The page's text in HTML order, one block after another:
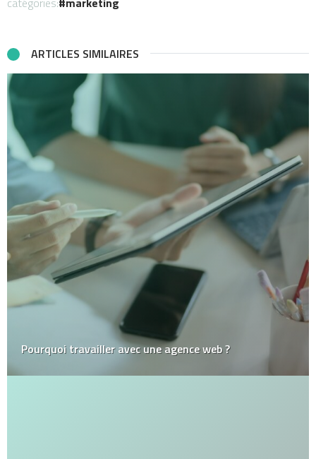
ARTICLES SIMILAIRES
Pourquoi travailler avec une agence web ?